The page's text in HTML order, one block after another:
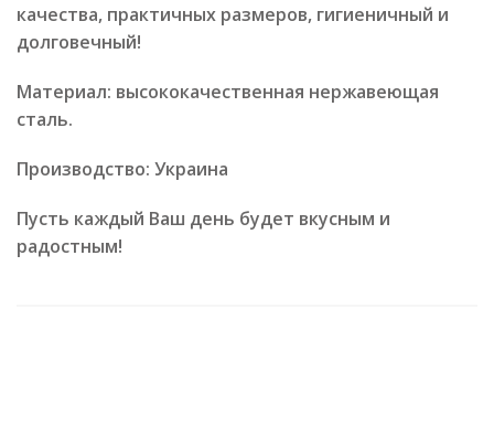
качества, практичных размеров, гигиеничный и
долговечный!
Материал: высококачественная нержавеющая
сталь.
Производство: Украина
Пусть каждый Ваш день будет вкусным и
радостным!